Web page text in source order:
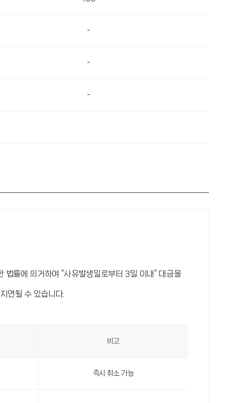
-
-
-
률에 의거하여 “사유발생일로부터 3일 이내” 대금을
연될 수 있습니다.
비고
즉시 취소 가능